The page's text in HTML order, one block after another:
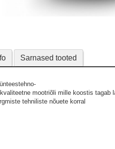
Sarnased tooted
mootriõli mille koostis tagab
tehniliste nõuete korral